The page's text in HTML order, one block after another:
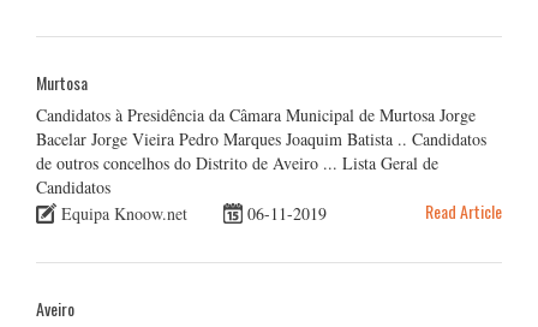
Murtosa
Candidatos à Presidência da Câmara Municipal de Murtosa Jorge
Bacelar Jorge Vieira Pedro Marques Joaquim Batista .. Candidatos
de outros concelhos do Distrito de Aveiro ... Lista Geral de
Candidatos
Equipa Knoow.net
06-11-2019 Read Article
Aveiro